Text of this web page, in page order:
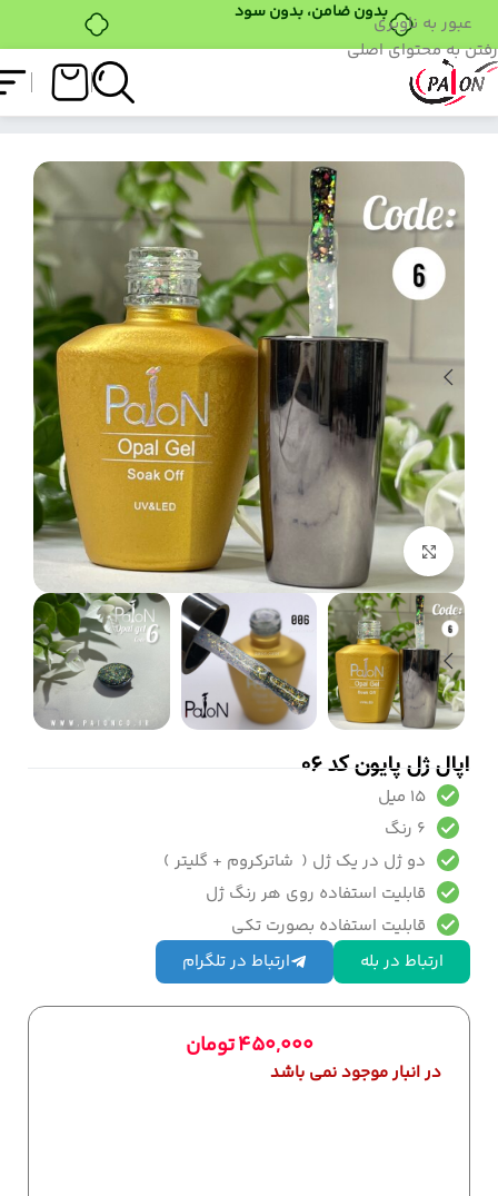
بدون ضامن، بدون سودعبور به ناوبری
رفتن به محتوای اصلی
فروشگاه اپال ژل پایون کد 06
بزرگنمایی تصویر
اپال ژل پایون کد 06
15 میل
6 رنگ
دو ژل در یک ژل ( شاترکروم + گلیتر )
قابلیت استفاده روی هر رنگ ژل
قابلیت استفاده بصورت تکی
ارتباط در بله
ارتباط در تلگرام
450,000تومان
در انبار موجود نمی باشد